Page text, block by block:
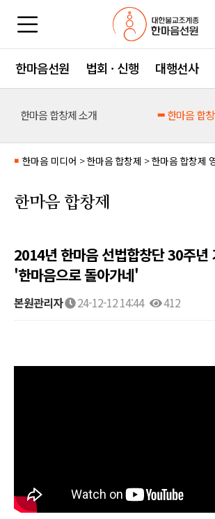
한마음선원 법회 · 신행 대행선사
한마음 합창제 소개 한마음 합
■ 한마음 미디어 >한마음 합창제 >한마음 합창제
한마음 합창제
2014년 한마음 선법합창단 30주년
'한마음으로 돌아가네'
본원관리자 24-12-12 14:44 412